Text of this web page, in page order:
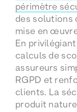
périmètre
des solutions
mise en
En
calculs de
assureurs
RGPD et
clients. La
produit